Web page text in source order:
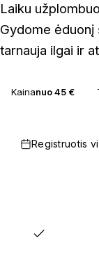
Laiku
Gydome
tarnauja ilgai ir
Kainanuo 45 €
Registruotis